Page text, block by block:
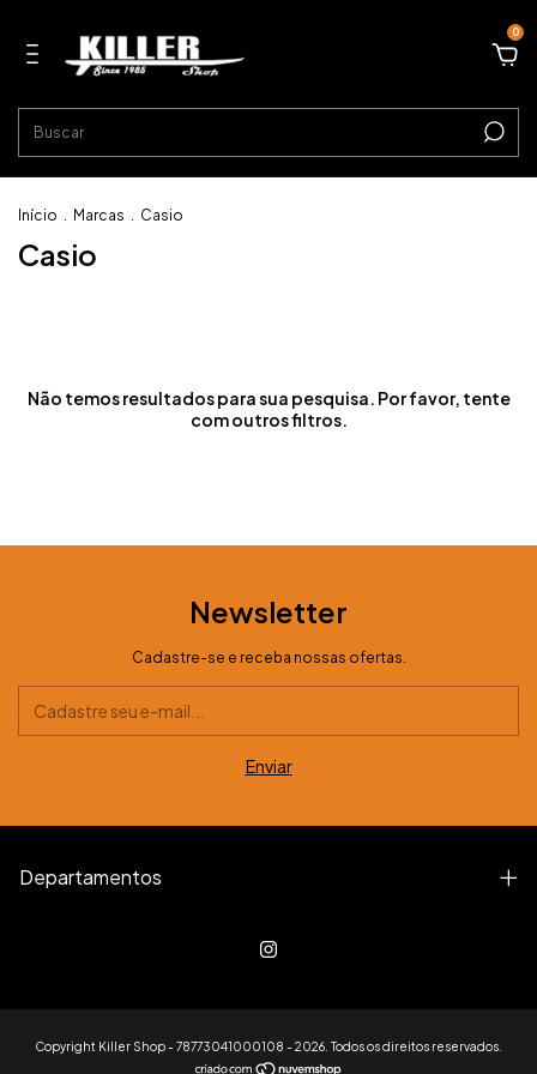
0
Início . Marcas . Casio
Casio
Não temos resultados para sua pesquisa. Por favor, tente
com outros filtros.
Newsletter
Cadastre-se e receba nossas ofertas.
Departamentos
Copyright Killer Shop - 78773041000108 - 2026. Todos os direitos reservados.